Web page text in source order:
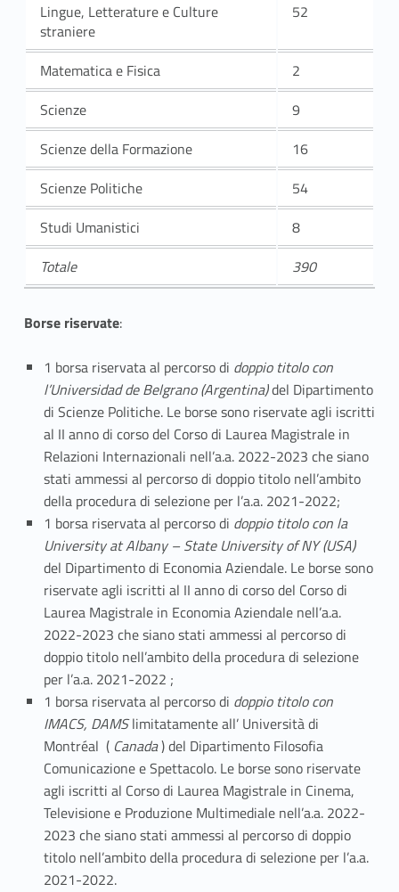
Lingue, Letterature e Culture
straniere
52
Matematica e Fisica
2
Scienze
9
Scienze della Formazione
16
Scienze Politiche
54
Studi Umanistici
8
Totale
390
Borse riservate:
1 borsa riservata al percorso di doppio titolo con
l’Universidad de Belgrano (Argentina)del Dipartimento
di Scienze Politiche. Le borse sono riservate agli iscritti
al II anno di corso del Corso di Laurea Magistrale in
Relazioni Internazionali nell’a.a. 2022-2023 che siano
stati ammessi al percorso di doppio titolo nell’ambito
della procedura di selezione per l’a.a. 2021-2022;
1 borsa riservata al percorso di doppio titolo con la
University at Albany – State University of NY (USA)
del Dipartimento di Economia Aziendale. Le borse sono
riservate agli iscritti al II anno di corso del Corso di
Laurea Magistrale in Economia Aziendale nell’a.a.
2022-2023 che siano stati ammessi al percorso di
doppio titolo nell’ambito della procedura di selezione
per l’a.a. 2021-2022 ;
1 borsa riservata al percorso di doppio titolo con
IMACS, DAMSlimitatamente all’ Università di
Montréal (Canada) del Dipartimento Filosofia
Comunicazione e Spettacolo. Le borse sono riservate
agli iscritti al Corso di Laurea Magistrale in Cinema,
Televisione e Produzione Multimediale nell’a.a. 2022-
2023 che siano stati ammessi al percorso di doppio
titolo nell’ambito della procedura di selezione per l’a.a.
2021-2022.